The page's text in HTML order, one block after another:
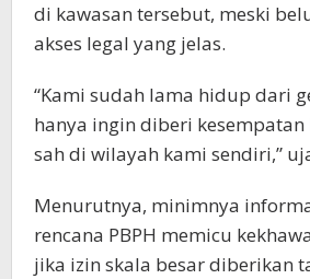
di kawasan tersebut, meski
akses legal yang jelas.
“Kami sudah lama hidup dari
hanya ingin diberi kesempatan
sah di wilayah kami sendiri,”
Menurutnya, minimnya
rencana PBPH memicu
jika izin skala besar diberikan